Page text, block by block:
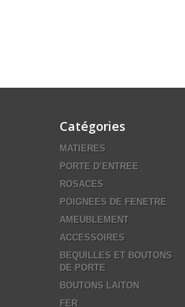
Catégories
MATIERES
PORTE D’ENTREE
ROSACES
POIGNEES DE FENETRE
AMEUBLEMENT
ACCESSOIRES
BEQUILLES ET BOUTONS
DE PORTE
BOUTONS LAITON
FER